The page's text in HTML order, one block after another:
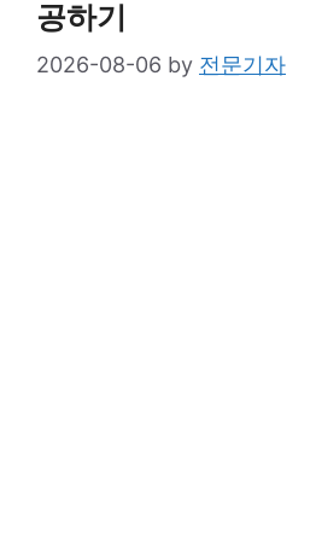
공하기
2026-08-06 by 전문기자